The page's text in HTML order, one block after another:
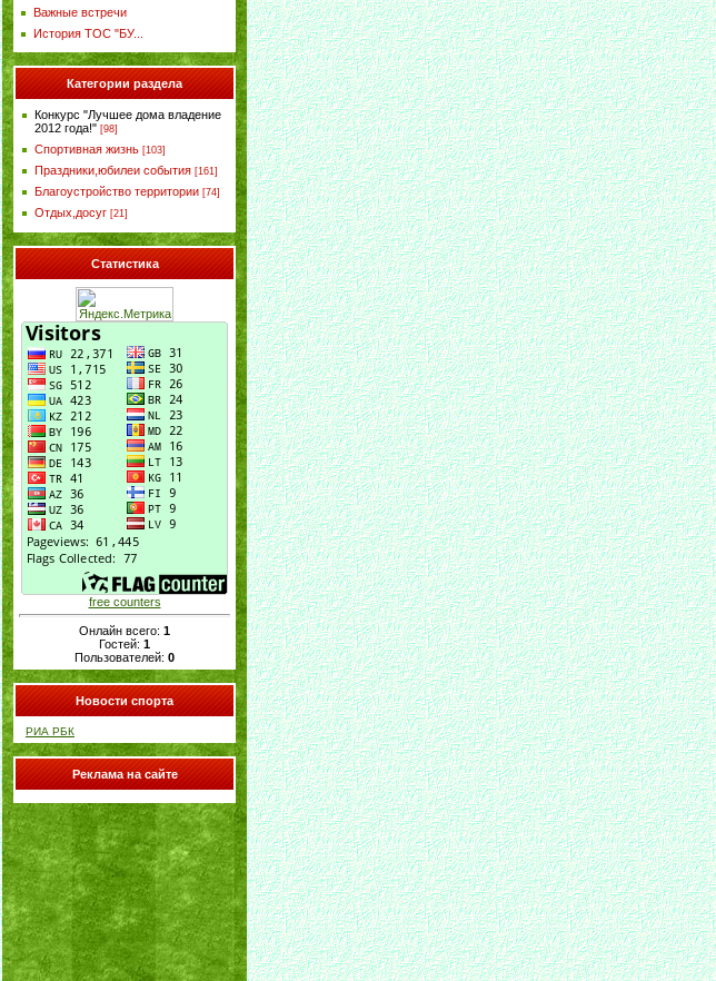
Важные встречи
История ТОС "БУ...
Категории раздела
Конкурс "Лучшее дома владение
2012 года!" [98]
Спортивная жизнь [103]
Праздники,юбилеи события [161]
Благоустройство территории [74]
Отдых,досуг [21]
Статистика
free counters
Онлайн всего: 1
Гостей: 1
Пользователей: 0
Новости спорта
РИА РБК
Реклама на сайте